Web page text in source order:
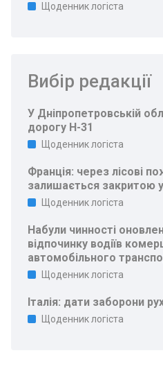
Щоденник логіста
Вибір редакції
У Дніпропетровській
дорогу Н-31
Щоденник логіста
Франція: через лісові
залишається закритою
Щоденник логіста
Набули чинності
відпочинку водіїв
автомобільного
Щоденник логіста
Італія: дати заборони
Щоденник логіста